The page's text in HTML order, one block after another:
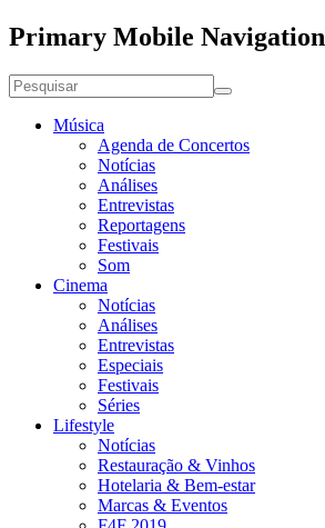
Primary Mobile Navigation
Música
Agenda de Concertos
Notícias
Análises
Entrevistas
Reportagens
Festivais
Som
Cinema
Notícias
Análises
Entrevistas
Especiais
Festivais
Séries
Lifestyle
Notícias
Restauração & Vinhos
Hotelaria & Bem-estar
Marcas & Eventos